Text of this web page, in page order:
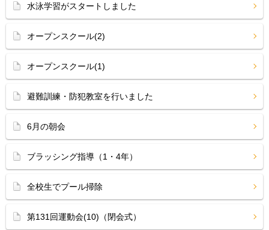
水泳学習がスタートしました
オープンスクール(2)
オープンスクール(1)
避難訓練・防犯教室を行いました
6月の朝会
ブラッシング指導（1・4年）
全校生でプール掃除
第131回運動会(10)（閉会式）